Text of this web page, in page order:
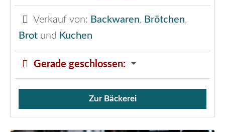
Verkauf von: Backwaren, Brötchen,
Brot und Kuchen
Gerade geschlossen:
Verkauf von Brötchen,
Zur Bäckerei